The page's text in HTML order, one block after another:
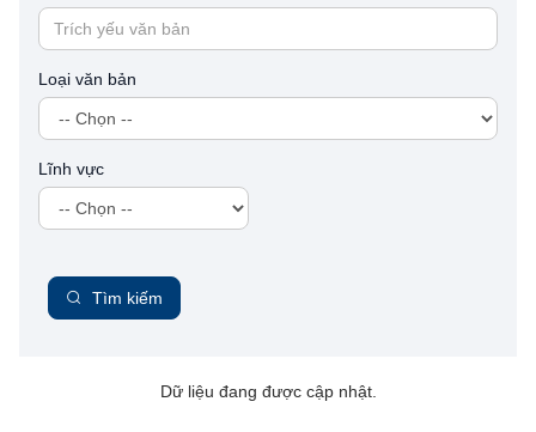
Loại văn bản
Lĩnh vực
Tìm kiếm
Dữ liệu đang được cập nhật.